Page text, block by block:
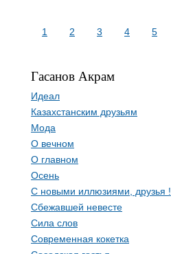
1 2 3 4 5
Гасанов Акрам
Идеал
Казахстанским друзьям
Мода
О вечном
О главном
Осень
С новыми иллюзиями, друзья !
Сбежавшей невесте
Сила слов
Современная кокетка